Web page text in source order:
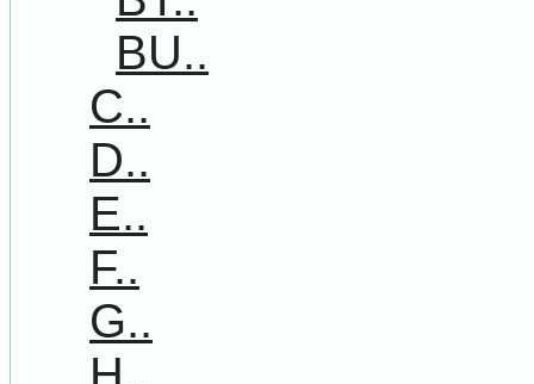
BU..
C..
D..
E..
F..
G..